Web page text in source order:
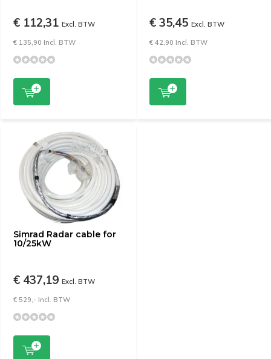
€ 112,31 Excl. BTW
€ 135,90 Incl. BTW
€ 35,45 Excl. BTW
€ 42,90 Incl. BTW
Simrad Radar cable for
10/25kW
€ 437,19 Excl. BTW
€ 529,- Incl. BTW